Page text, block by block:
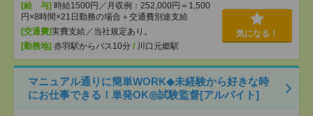
[給 与] 時給1500円／月収例：252,000円＝1,500
円×8時間×21日勤務の場合＋交通費別途支給
[交通費]実費支給／当社規定あり。
[勤務地] 赤羽駅からバス10分 / 川口元郷駅
気になる！
マニュアル通りに簡単WORK◆未経験から好きな時
にお仕事できる！単発OK◎試験監督[アルバイト]